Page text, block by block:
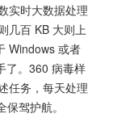
实时大数据处理
几百 KB 大则上
Windows 或者
了。360 病毒样
任务，每天处理
驾护航。